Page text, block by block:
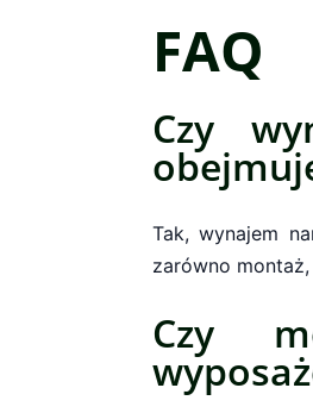
FAQ
Czy
Tak, wynajem
zarówno
Czy